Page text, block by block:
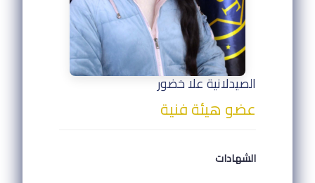
الصيدلانية علا خضور
عضو هيئة فنية
الشهادات